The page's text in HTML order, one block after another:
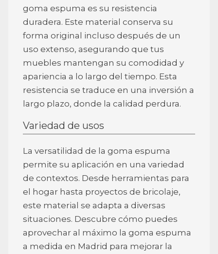
goma espuma es su resistencia
duradera. Este material conserva su
forma original incluso después de un
uso extenso, asegurando que tus
muebles mantengan su comodidad y
apariencia a lo largo del tiempo. Esta
resistencia se traduce en una inversión a
largo plazo, donde la calidad perdura.
Variedad de usos
La versatilidad de la goma espuma
permite su aplicación en una variedad
de contextos. Desde herramientas para
el hogar hasta proyectos de bricolaje,
este material se adapta a diversas
situaciones. Descubre cómo puedes
aprovechar al máximo la goma espuma
a medida en Madrid para mejorar la